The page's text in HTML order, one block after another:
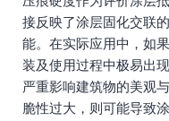
接反映了涂层固化交联
能。在实际应用中，如
装及使用过程中极易出
严重影响建筑物的美观
脆性过大，则可能导致